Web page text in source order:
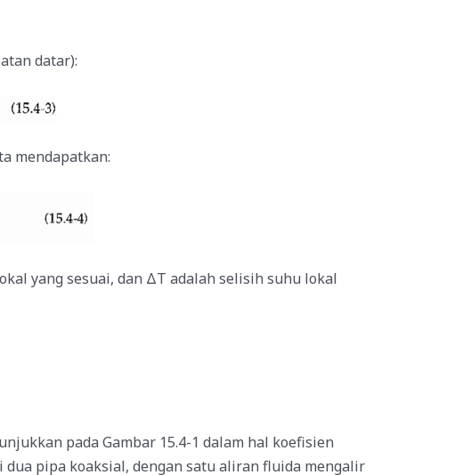
datar):
mendapatkan:
yang sesuai, dan ΔT adalah selisih suhu lokal
pada Gambar 15.4-1 dalam hal koefisien
pipa koaksial, dengan satu aliran fluida mengalir